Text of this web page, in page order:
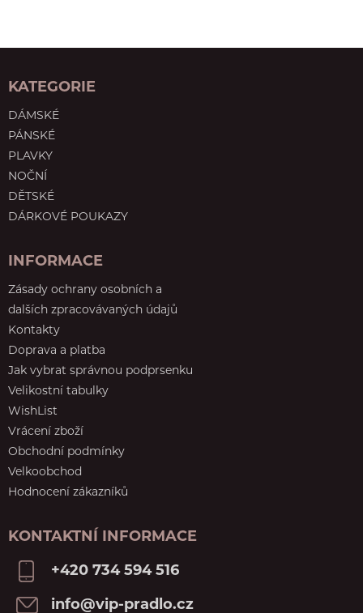
KATEGORIE
DÁMSKÉ
PÁNSKÉ
PLAVKY
NOČNÍ
DĚTSKÉ
DÁRKOVÉ POUKAZY
INFORMACE
Zásady ochrany osobních a
dalších zpracovávaných údajů
Kontakty
Doprava a platba
Jak vybrat správnou podprsenku
Velikostní tabulky
WishList
Vrácení zboží
Obchodní podmínky
Velkoobchod
Hodnocení zákazníků
KONTAKTNÍ INFORMACE
+420 734 594 516
info@vip-pradlo.cz